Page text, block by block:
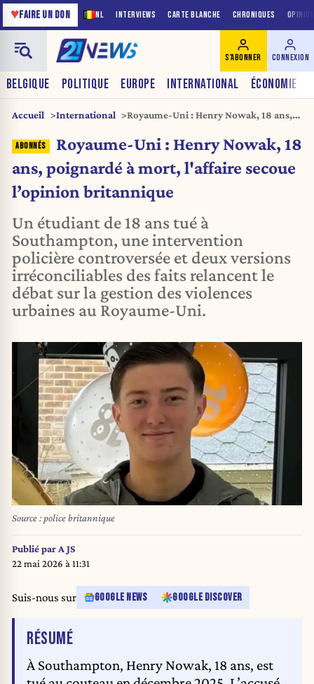
NL INTERVIEWS CARTE BLANCHE CHRONIQUES
♥FAIRE UN DON
BELGIQUE POLITIQUE EUROPE INTERNATIONAL ÉCONOMIE
S'ABONNER CONNEXION
Accueil International
Royaume-Uni : Henry Nowak, 18 ans,
l’opinion britannique
Royaume-Uni : Henry Nowak, 18
ans, poignardé à mort, l'affaire secoue
l’opinion britannique
Un étudiant de 18 ans tué à
Southampton, une intervention
policière controversée et deux versions
irréconciliables des faits relancent le
débat sur la gestion des violences
urbaines au Royaume-Uni.
Source : police britannique
Publié par A JS
22 mai 2026 à 11:31
Suis-nous sur GOOGLE NEWS GOOGLE DISCOVER
RÉSUMÉDE L'ARTICLE
À Southampton, Henry Nowak, 18 ans, est